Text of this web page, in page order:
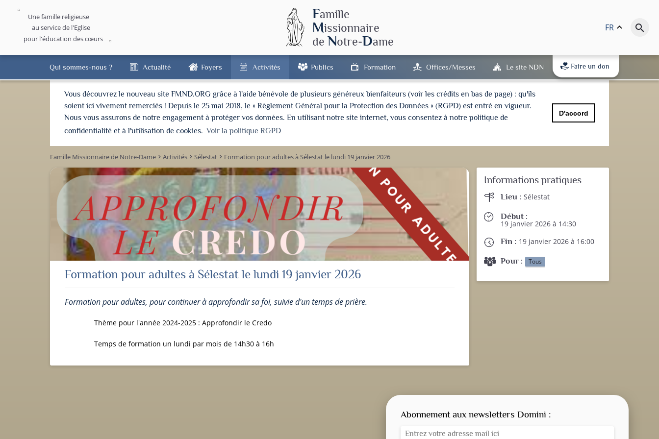
Une famille religieuse
au service de l'Eglise
pour l'éducation des cœurs
Famille
Missionnaire
de Notre-Dame
FR keyboard_arrow_up search
Qui sommes-nous ? Actualité Foyers Activités Publics Formation Offices/Messes Le site NDN Faire un don
Vous découvrez le nouveau site FMND.ORG grâce à l'aide bénévole de plusieurs généreux bienfaiteurs (voir les crédits en bas de page) : qu'ils
soient ici vivement remerciés ! Depuis le 25 mai 2018, le « Règlement Général pour la Protection des Données » (RGPD) est entré en vigueur.
Nous vous assurons de notre engagement à protéger vos données. En utilisant notre site internet, vous consentez à notre politique de
confidentialité et à l'utilisation de cookies. Voir la politique RGPD
D'accord
Famille Missionnaire de Notre-Dame keyboard_arrow_right Activités keyboard_arrow_right Sélestat keyboard_arrow_right Formation pour adultes à Sélestat le lundi 19 janvier 2026
Formation pour adultes à Sélestat le lundi 19 janvier 2026
Formation pour adultes, pour continuer à approfondir sa foi, suivie d'un temps de prière.
Thème pour l'année 2024-2025 : Approfondir le Credo
Temps de formation un lundi par mois de 14h30 à 16h
Informations pratiques
Lieu : Sélestat
Début :
19 janvier 2026 à 14:30
Fin : 19 janvier 2026 à 16:00
Pour : Tous
Abonnement aux newsletters Domini :